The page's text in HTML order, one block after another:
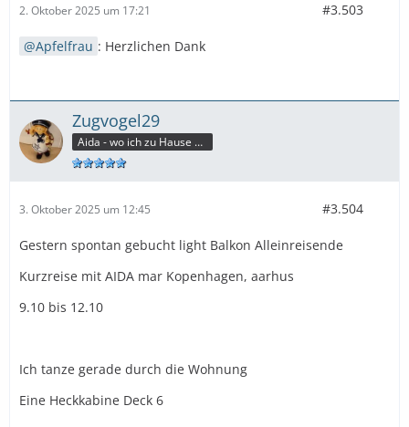
2. Oktober 2025 um 17:21 #3.503
Apfelfrau : Herzlichen Dank
Zugvogel29
Aida - wo ich zu Hause bin
3. Oktober 2025 um 12:45 #3.504
Gestern spontan gebucht light Balkon Alleinreisende
Kurzreise mit AIDA mar Kopenhagen, aarhus
9.10 bis 12.10
Ich tanze gerade durch die Wohnung
Eine Heckkabine Deck 6